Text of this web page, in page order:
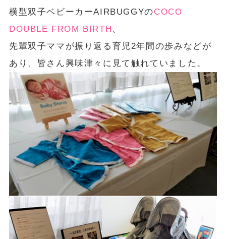
横型双子ベビーカーAIRBUGGYのCOCO
DOUBLE FROM BIRTH 、
先輩双子ママが振り返る育児2年間の歩みなどが
あり、皆さん興味津々に見て触れていました。